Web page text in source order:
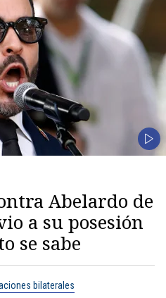
Abelardo de
a su posesión
se sabe
bilaterales